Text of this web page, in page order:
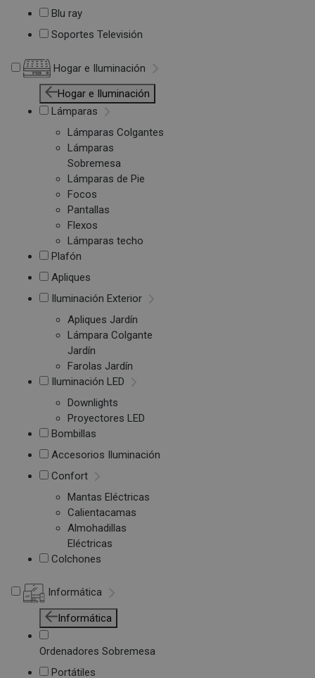
Blu ray
Soportes Televisión
Hogar e Iluminación
Hogar e Iluminación
Lámparas
Lámparas Colgantes
Lámparas
Sobremesa
Lámparas de Pie
Focos
Pantallas
Flexos
Lámparas techo
Plafón
Apliques
Iluminación Exterior
Apliques Jardín
Lámpara Colgante
Jardín
Farolas Jardín
Iluminación LED
Downlights
Proyectores LED
Bombillas
Accesorios Iluminación
Confort
Mantas Eléctricas
Calientacamas
Almohadillas
Eléctricas
Colchones
Informática
Informática
Ordenadores Sobremesa
Portátiles